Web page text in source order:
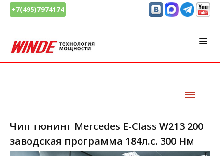
+7(495)7974174
Чип тюнинг Mercedes E-Class W213 200
заводская программа 184л.с. 300 Нм